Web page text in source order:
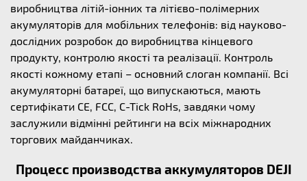
виробництва літій-іонних та літієво-полімерних
акумуляторів для мобільних телефонів: від науково-
дослідних розробок до виробництва кінцевого
продукту, контролю якості та реалізації. Контроль
якості кожному етапі – основний слоган компанії. Всі
акумуляторні батареї, що випускаються, мають
сертифікати CE, FCC, C-Tick RoHs, завдяки чому
заслужили відмінні рейтинги на всіх міжнародних
торгових майданчиках.
Процесс производства аккумуляторов DEJI